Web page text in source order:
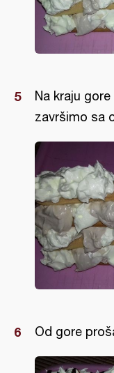
Na kraju
završimo sa
Od gore